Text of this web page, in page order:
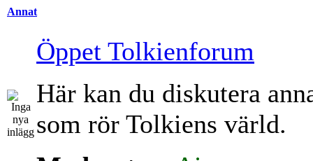
Annat
Öppet Tolkienforum
Här kan du diskutera
som rör Tolkiens värld.